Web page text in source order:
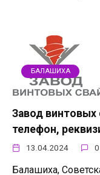
БАЛАШИХА
Завод винтовых
телефон,
13.04.2024 0
Балашиха,